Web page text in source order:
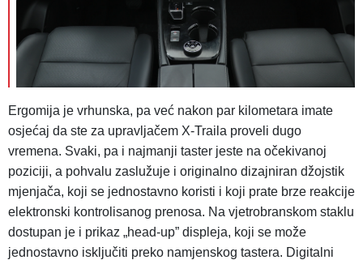
Ergomija je vrhunska, pa već nakon par kilometara imate
osjećaj da ste za upravljačem X-Traila proveli dugo
vremena. Svaki, pa i najmanji taster jeste na očekivanoj
poziciji, a pohvalu zaslužuje i originalno dizajniran džojstik
mjenjača, koji se jednostavno koristi i koji prate brze reakcije
elektronski kontrolisanog prenosa. Na vjetrobranskom staklu
dostupan je i prikaz „head-up” displeja, koji se može
jednostavno isključiti preko namjenskog tastera. Digitalni